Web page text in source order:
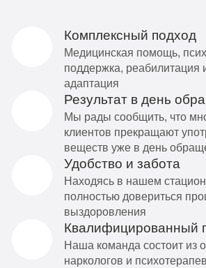
Комплексный подход
Медицинская помощь,
поддержка, реабилитация
адаптация
Результат в день
Мы рады сообщить, что
клиентов прекращают
веществ уже в день
Удобство и забота
Находясь в нашем
полностью довериться
выздоровления
Квалифицированный
Наша команда состоит из
наркологов и